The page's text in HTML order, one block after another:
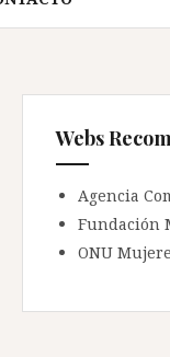
Webs
Agencia
Fundación
ONU